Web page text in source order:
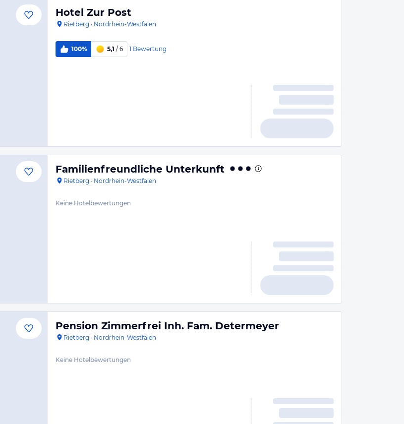
Hotel Zur Post
Rietberg · Nordrhein-Westfalen
100% 5,1 / 6 1 Bewertung
Familienfreundliche Unterkunft
Rietberg · Nordrhein-Westfalen
Keine Hotelbewertungen
Pension Zimmerfrei Inh. Fam. Determeyer
Rietberg · Nordrhein-Westfalen
Keine Hotelbewertungen